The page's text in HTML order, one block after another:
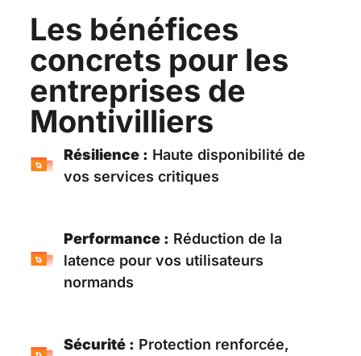
Les bénéfices
concrets pour les
entreprises de
Montivilliers
Résilience : Haute disponibilité de
vos services critiques
Performance : Réduction de la
latence pour vos utilisateurs
normands
Sécurité : Protection renforcée,